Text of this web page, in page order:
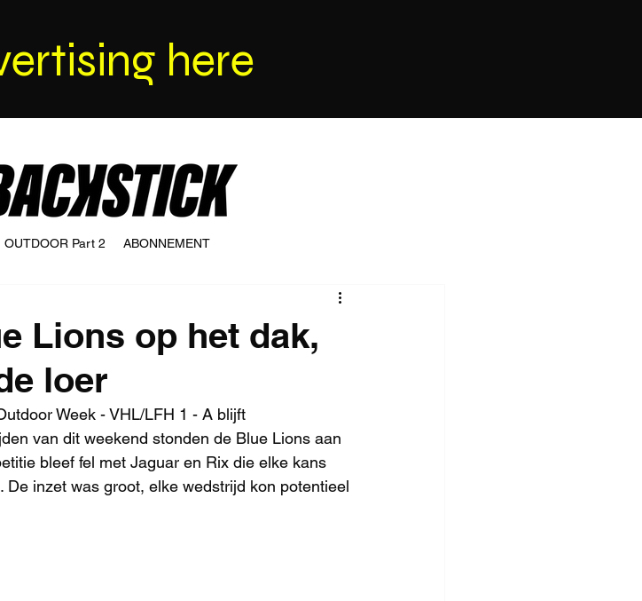
here
OUTDOOR Part 2 ABONNEMENT
Lions op het dak,
loer
Week - VHL/LFH 1 - A blijft
van dit weekend stonden de Blue Lions aan
bleef fel met Jaguar en Rix die elke kans
inzet was groot, elke wedstrijd kon potentieel